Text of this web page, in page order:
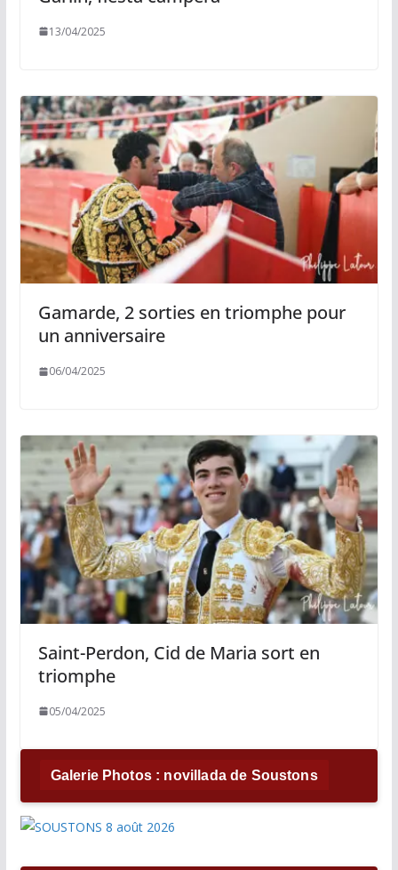
13/04/2025
Gamarde, 2 sorties en triomphe pour
un anniversaire
06/04/2025
Saint-Perdon, Cid de Maria sort en
triomphe
05/04/2025
Galerie Photos : novillada de Soustons